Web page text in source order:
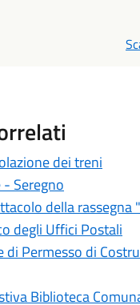
dei treni
- Seregno
della rassegna
degli Uffici Postali
di Permesso di
Biblioteca